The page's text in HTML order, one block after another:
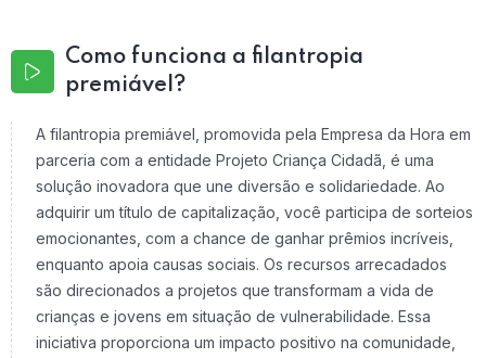
Como funciona a filantropia
premiável?
A filantropia premiável, promovida pela Empresa da Hora em
parceria com a entidade Projeto Criança Cidadã, é uma
solução inovadora que une diversão e solidariedade. Ao
adquirir um título de capitalização, você participa de sorteios
emocionantes, com a chance de ganhar prêmios incríveis,
enquanto apoia causas sociais. Os recursos arrecadados
são direcionados a projetos que transformam a vida de
crianças e jovens em situação de vulnerabilidade. Essa
iniciativa proporciona um impacto positivo na comunidade,